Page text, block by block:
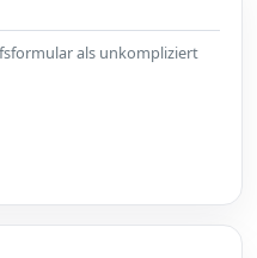
als unkompliziert